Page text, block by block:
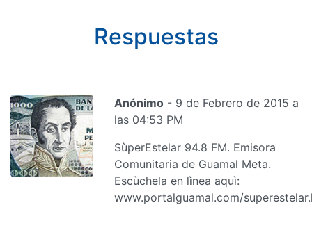
Respuestas
Anónimo - 9 de Febrero de 2015 a
las 04:53 PM
SùperEstelar 94.8 FM. Emisora
Comunitaria de Guamal Meta.
Escùchela en lìnea aquì:
www.portalguamal.com/